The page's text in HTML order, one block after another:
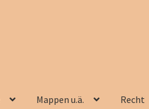
Mappen u.ä. Recht